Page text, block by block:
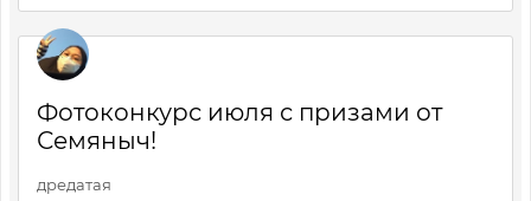
Фотоконкурс июля с призами от
Семяныч!
дредатая